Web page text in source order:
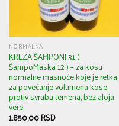
NORMALNA
KREZA ŠAMPONI 31 (
ŠampoMaska 12 ) – za kosu
normalne masnoće koje je retka,
za povećanje volumena kose,
protiv svraba temena, bez aloja
vere
1.850,00RSD